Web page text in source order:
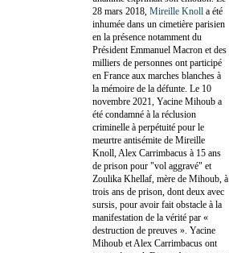
28 mars 2018, Mireille Knoll a été
inhumée dans un cimetière parisien
en la présence notamment du
Président Emmanuel Macron et des
milliers de personnes ont participé
en France aux marches blanches à
la mémoire de la défunte. Le 10
novembre 2021, Yacine Mihoub a
été condamné à la réclusion
criminelle à perpétuité pour le
meurtre antisémite de Mireille
Knoll, Alex Carrimbacus à 15 ans
de prison pour "vol aggravé" et
Zoulika Khellaf, mère de Mihoub, à
trois ans de prison, dont deux avec
sursis, pour avoir fait obstacle à la
manifestation de la vérité par «
destruction de preuves ». Yacine
Mihoub et Alex Carrimbacus ont